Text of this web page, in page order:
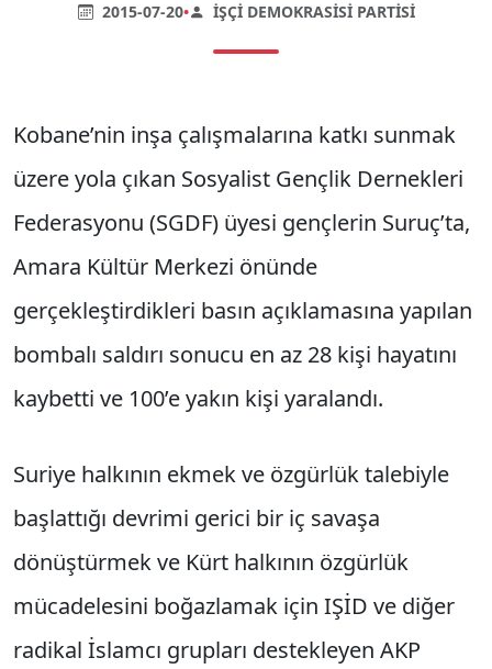
2015-07-20• İŞÇI DEMOKRASISI PARTISI
Kobane’nin inşa çalışmalarına katkı sunmak
üzere yola çıkan Sosyalist Gençlik Dernekleri
Federasyonu (SGDF) üyesi gençlerin Suruç’ta,
Amara Kültür Merkezi önünde
gerçekleştirdikleri basın açıklamasına yapılan
bombalı saldırı sonucu en az 28 kişi hayatını
kaybetti ve 100’e yakın kişi yaralandı.
Suriye halkının ekmek ve özgürlük talebiyle
başlattığı devrimi gerici bir iç savaşa
dönüştürmek ve Kürt halkının özgürlük
mücadelesini boğazlamak için IŞİD ve diğer
radikal İslamcı grupları destekleyen AKP